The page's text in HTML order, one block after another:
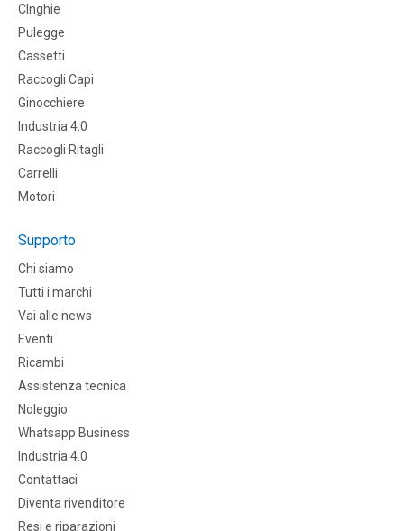
CInghie
Pulegge
Cassetti
Raccogli Capi
Ginocchiere
Industria 4.0
Raccogli Ritagli
Carrelli
Motori
Supporto
Chi siamo
Tutti i marchi
Vai alle news
Eventi
Ricambi
Assistenza tecnica
Noleggio
Whatsapp Business
Industria 4.0
Contattaci
Diventa rivenditore
Resi e riparazioni